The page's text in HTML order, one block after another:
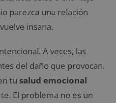
parezca una relación
insana.
A veces, las
del daño que provocan.
tu salud emocional
El problema no es un